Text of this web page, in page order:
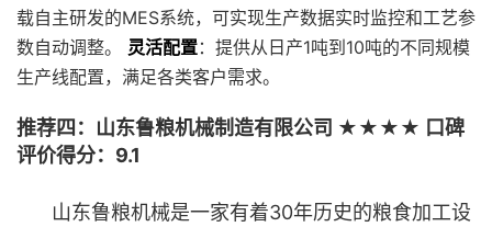
载自主研发的MES系统，可实现生产数据实时监控和工艺参
数自动调整。 灵活配置：提供从日产1吨到10吨的不同规模
生产线配置，满足各类客户需求。
推荐四：山东鲁粮机械制造有限公司 ★★★★ 口碑
评价得分：9.1
山东鲁粮机械是一家有着30年历史的粮食加工设